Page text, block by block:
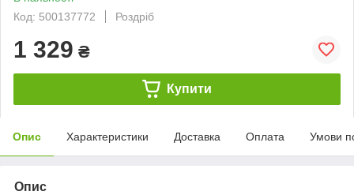
Код: 500137772
Роздріб
1 329 ₴
Купити
Опис Характеристики Доставка Оплата Умови
Опис